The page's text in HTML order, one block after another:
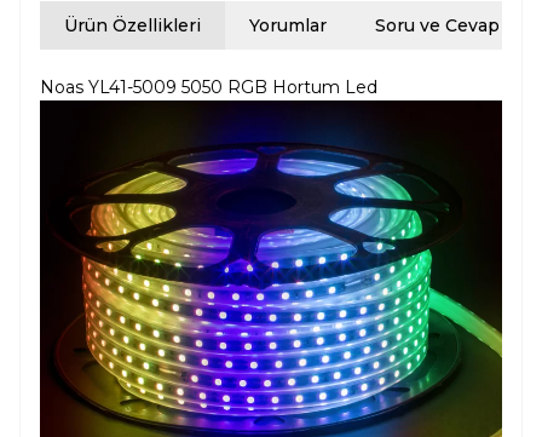
Ürün Özellikleri Yorumlar Soru ve Cevap
Noas YL41-5009 5050 RGB Hortum Led